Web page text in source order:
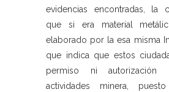
evidencias encontradas, la
que si era material
elaborado por la esa misma
que indica que estos
permiso ni autorización
actividades minera,